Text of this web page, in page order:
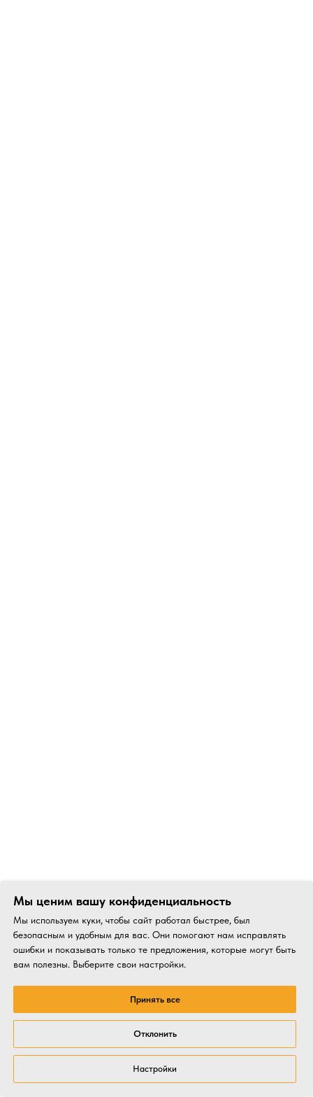
Мы ценим вашу конфиденциальность
Мы используем куки, чтобы сайт работал быстрее, был
безопасным и удобным для вас. Они помогают нам исправлять
ошибки и показывать только те предложения, которые могут быть
вам полезны. Выберите свои настройки.
Принять все
Отклонить
Настройки